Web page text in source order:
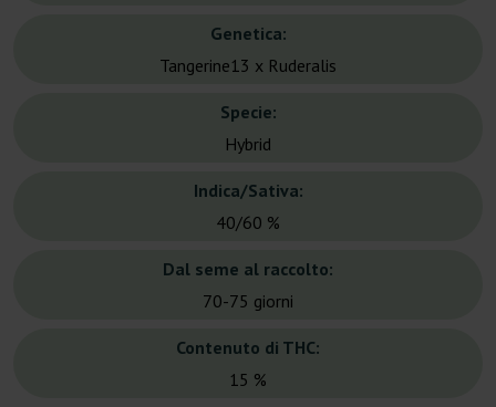
Genetica:
Tangerine13 x Ruderalis
Specie:
Hybrid
Indica/Sativa:
40/60 %
Dal seme al raccolto:
70-75 giorni
Contenuto di THC:
15 %